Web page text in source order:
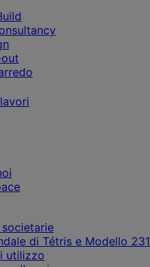
di Tétris e Modello 231
utilizzo